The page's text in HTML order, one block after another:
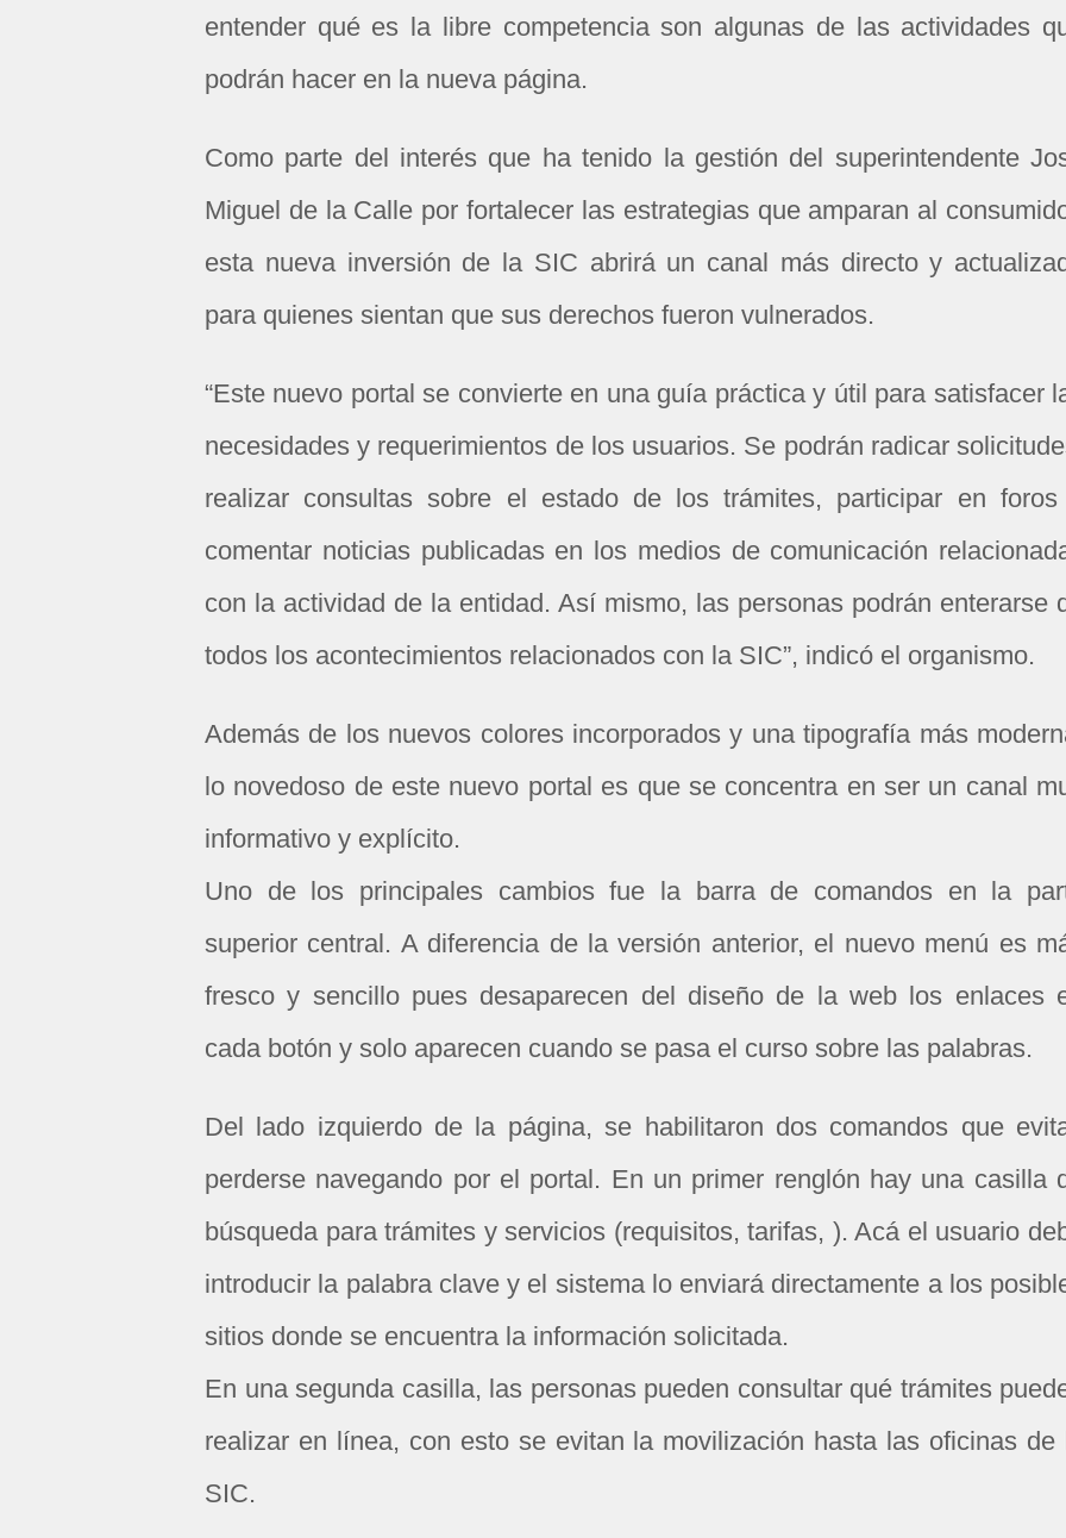
entender qué es la libre competencia son algunas de las actividades
podrán hacer en la nueva página.
Como parte del interés que ha tenido la gestión del superintendente
Miguel de la Calle por fortalecer las estrategias que amparan al
esta nueva inversión de la SIC abrirá un canal más directo y
para quienes sientan que sus derechos fueron vulnerados.
“Este nuevo portal se convierte en una guía práctica y útil para satisfacer
necesidades y requerimientos de los usuarios. Se podrán radicar
realizar consultas sobre el estado de los trámites, participar en
comentar noticias publicadas en los medios de comunicación
con la actividad de la entidad. Así mismo, las personas podrán enterarse
todos los acontecimientos relacionados con la SIC”, indicó el organismo.
Además de los nuevos colores incorporados y una tipografía más
lo novedoso de este nuevo portal es que se concentra en ser un canal
informativo y explícito.
Uno de los principales cambios fue la barra de comandos en la
superior central. A diferencia de la versión anterior, el nuevo menú es
fresco y sencillo pues desaparecen del diseño de la web los enlaces
cada botón y solo aparecen cuando se pasa el curso sobre las palabras.
Del lado izquierdo de la página, se habilitaron dos comandos que
perderse navegando por el portal. En un primer renglón hay una casilla
búsqueda para trámites y servicios (requisitos, tarifas, ). Acá el usuario
introducir la palabra clave y el sistema lo enviará directamente a los
sitios donde se encuentra la información solicitada.
En una segunda casilla, las personas pueden consultar qué trámites
realizar en línea, con esto se evitan la movilización hasta las oficinas de
SIC.